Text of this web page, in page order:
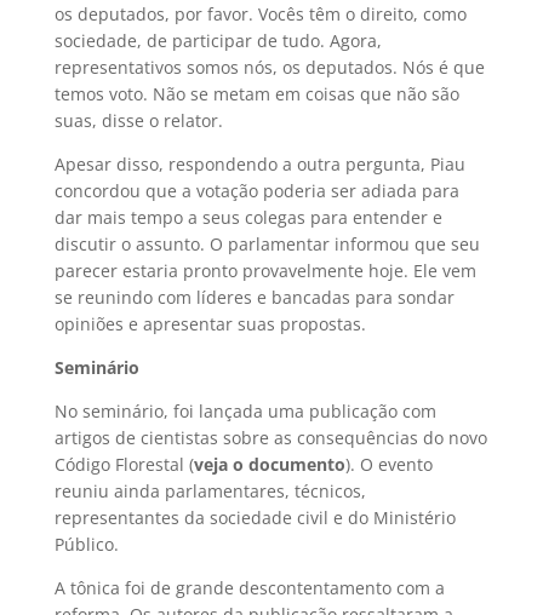
os deputados, por favor. Vocês têm o direito, como
sociedade, de participar de tudo. Agora,
representativos somos nós, os deputados. Nós é que
temos voto. Não se metam em coisas que não são
suas, disse o relator.
Apesar disso, respondendo a outra pergunta, Piau
concordou que a votação poderia ser adiada para
dar mais tempo a seus colegas para entender e
discutir o assunto. O parlamentar informou que seu
parecer estaria pronto provavelmente hoje. Ele vem
se reunindo com líderes e bancadas para sondar
opiniões e apresentar suas propostas.
Seminário
No seminário, foi lançada uma publicação com
artigos de cientistas sobre as consequências do novo
Código Florestal (veja o documento). O evento
reuniu ainda parlamentares, técnicos,
representantes da sociedade civil e do Ministério
Público.
A tônica foi de grande descontentamento com a